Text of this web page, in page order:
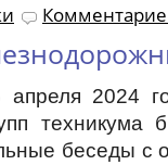
2024
техникума
беседы с